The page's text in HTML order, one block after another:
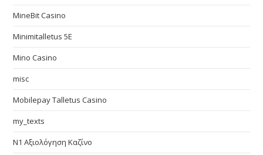
MineBit Casino
Minimitalletus 5E
Mino Casino
misc
Mobilepay Talletus Casino
my_texts
N1 Αξιολόγηση Καζίνο